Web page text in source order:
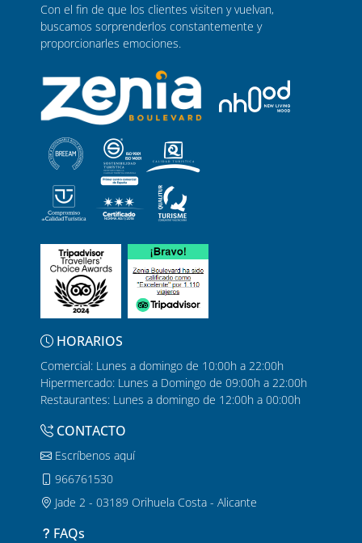
Con el fin de que los clientes visiten y vuelvan,
buscamos sorprenderlos constantemente y
proporcionarles emociones.
HORARIOS
Comercial: Lunes a domingo de 10:00h a 22:00h
Hipermercado: Lunes a Domingo de 09:00h a 22:00h
Restaurantes: Lunes a domingo de 12:00h a 00:00h
CONTACTO
Escríbenos aquí
966761530
Jade 2 - 03189 Orihuela Costa - Alicante
FAQs